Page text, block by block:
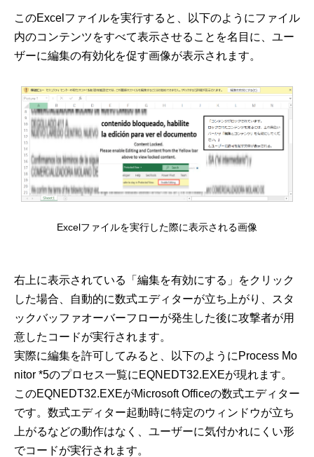
このExcelファイルを実行すると、以下のようにファイル
内のコンテンツをすべて表示させることを名目に、ユー
ザーに編集の有効化を促す画像が表示されます。
Excelファイルを実行した際に表示される画像
右上に表示されている「編集を有効にする」をクリック
した場合、自動的に数式エディターが立ち上がり、スタ
ックバッファオーバーフローが発生した後に攻撃者が用
意したコードが実行されます。
実際に編集を許可してみると、以下のようにProcess Mo
nitor *5のプロセス一覧にEQNEDT32.EXEが現れます。
このEQNEDT32.EXEがMicrosoft Officeの数式エディター
です。数式エディター起動時に特定のウィンドウが立ち
上がるなどの動作はなく、ユーザーに気付かれにくい形
でコードが実行されます。